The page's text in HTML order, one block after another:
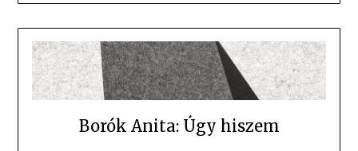
Borók Anita: Úgy hiszem